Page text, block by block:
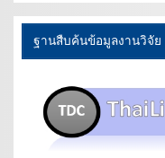
ฐานสืบค้นข้อมูลงานวิจัย